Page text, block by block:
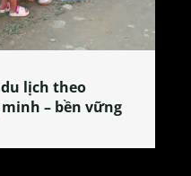
Làng làm bánh tẻ Phú
tỏa đặc sản xứ Đoài